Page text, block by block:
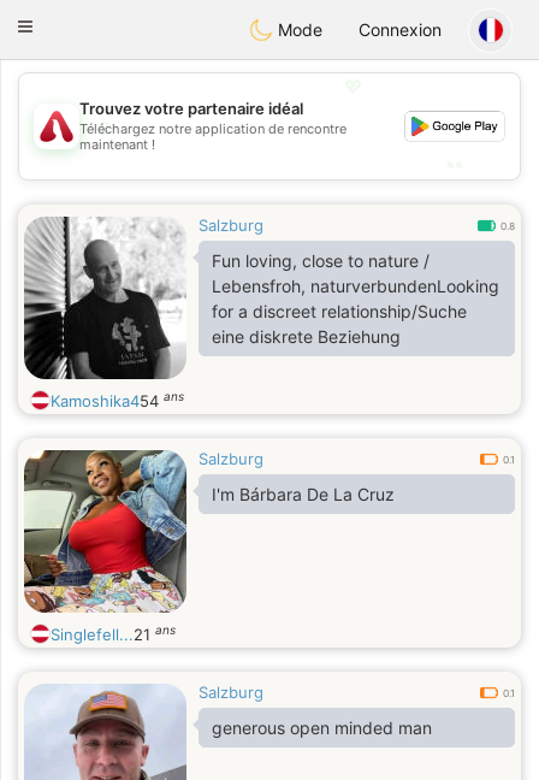
ÖsterreichChat
Toggle
Mode Connexion
💖
💕
Trouvez votre partenaire idéal
Téléchargez notre application de rencontre
maintenant !
Salzburg 0.8
Fun loving, close to nature /
Lebensfroh, naturverbundenLooking
for a discreet relationship/Suche
eine diskrete Beziehung
Kamoshika454 ans
Salzburg 0.1
I'm Bárbara De La Cruz
Singlefell...21 ans
Salzburg 0.1
generous open minded man